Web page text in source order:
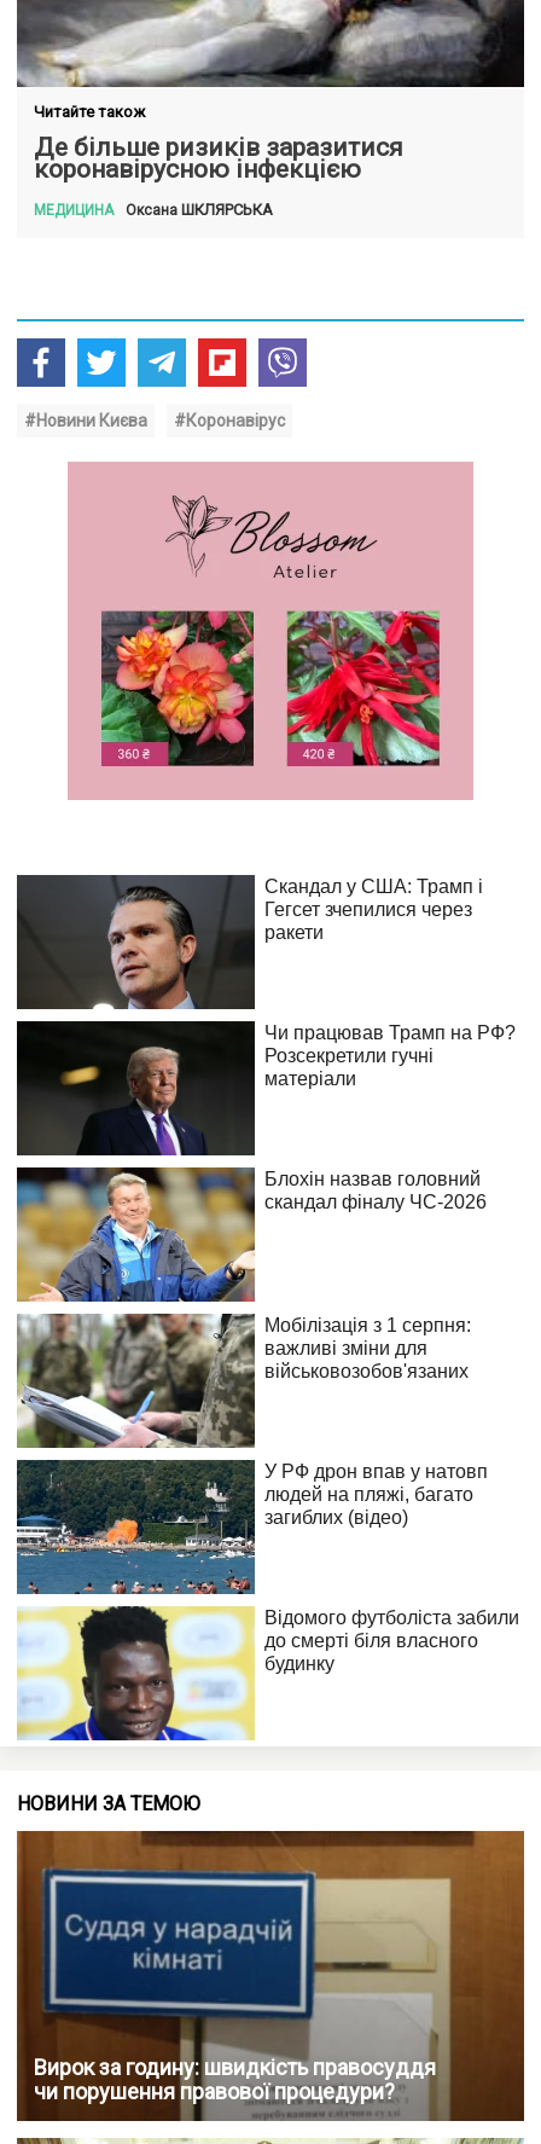
Читайте також
Де більше ризиків заразитися
коронавірусною інфекцією
МЕДИЦИНА Оксана ШКЛЯРСЬКА
#Новини Києва #Коронавірус
НОВИНИ ЗА ТЕМОЮ
Вирок за годину: швидкість правосуддя
чи порушення правової процедури?